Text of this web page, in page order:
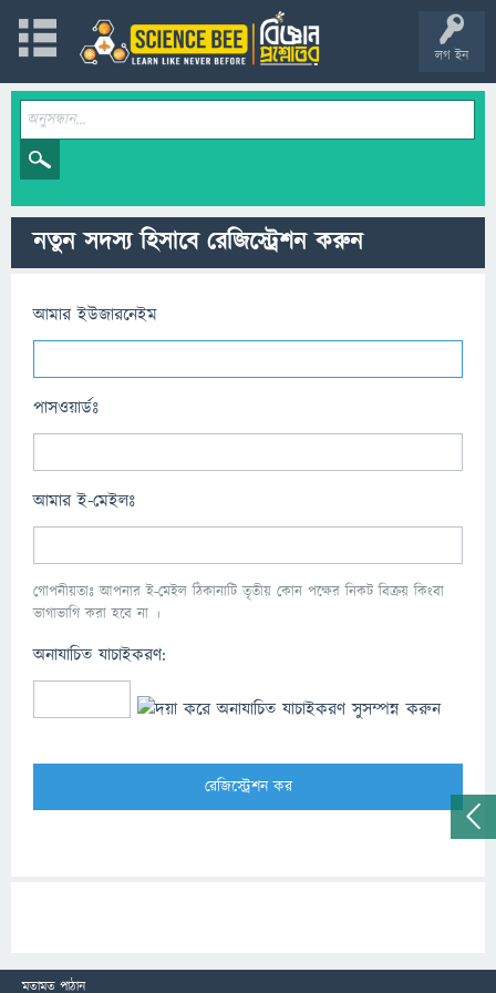
লগ ইন
নতুন সদস্য হিসাবে রেজিস্ট্রেশন করুন
আমার ইউজারনেইম
পাসওয়ার্ডঃ
আমার ই-মেইলঃ
গোপনীয়তাঃ আপনার ই-মেইল ঠিকানাটি তৃতীয় কোন পক্ষের নিকট বিক্রয় কিংবা
ভাগাভাগি করা হবে না ।
অনাযাচিত যাচাইকরণ:
মতামত পাঠান